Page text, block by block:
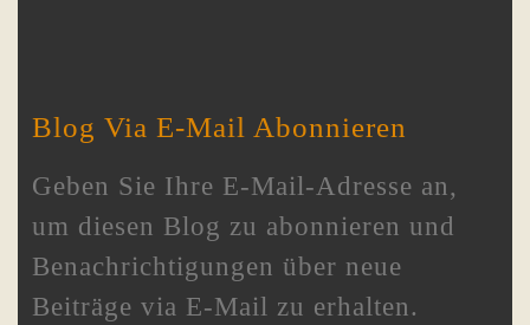
Blog Via E-Mail Abonnieren
Geben Sie Ihre E-Mail-Adresse an,
um diesen Blog zu abonnieren und
Benachrichtigungen über neue
Beiträge via E-Mail zu erhalten.